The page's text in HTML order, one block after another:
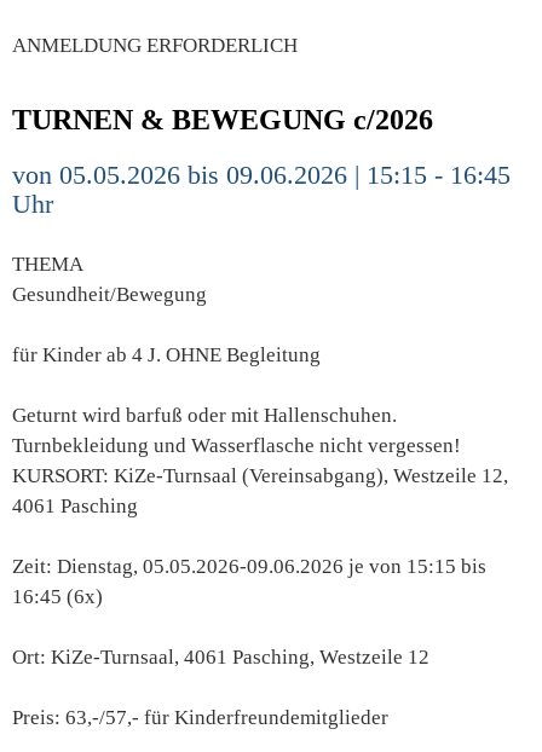
ANMELDUNG ERFORDERLICH
TURNEN & BEWEGUNG c/2026
von 05.05.2026 bis 09.06.2026 | 15:15 - 16:45
Uhr
THEMA
Gesundheit/Bewegung
für Kinder ab 4 J. OHNE Begleitung
Geturnt wird barfuß oder mit Hallenschuhen.
Turnbekleidung und Wasserflasche nicht vergessen!
KURSORT: KiZe-Turnsaal (Vereinsabgang), Westzeile 12,
4061 Pasching
Zeit: Dienstag, 05.05.2026-09.06.2026 je von 15:15 bis
16:45 (6x)
Ort: KiZe-Turnsaal, 4061 Pasching, Westzeile 12
Preis: 63,-/57,- für Kinderfreundemitglieder